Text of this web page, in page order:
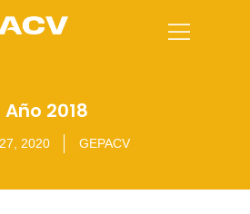
Año 2018
2020 GEPACV